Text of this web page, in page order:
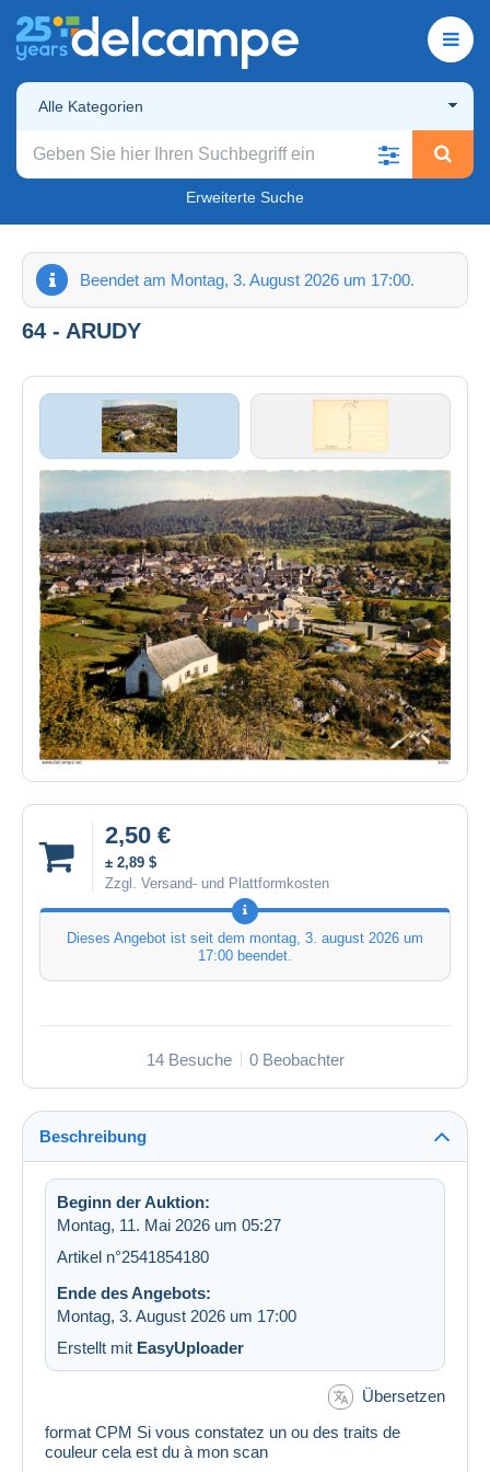
Alle Kategorien
Erweiterte Suche
Beendet am Montag, 3. August 2026 um 17:00.
64 - ARUDY
2,50 €
± 2,89 $
Zzgl. Versand- und Plattformkosten
Dieses Angebot ist seit dem montag, 3. august 2026 um
17:00 beendet.
14 Besuche 0 Beobachter
Beschreibung
Beginn der Auktion:
Montag, 11. Mai 2026 um 05:27
Artikel n°2541854180
Ende des Angebots:
Montag, 3. August 2026 um 17:00
Erstellt mit EasyUploader
Übersetzen
format CPM Si vous constatez un ou des traits de
couleur cela est du à mon scan